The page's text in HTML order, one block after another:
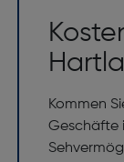
Kommen
Geschäfte